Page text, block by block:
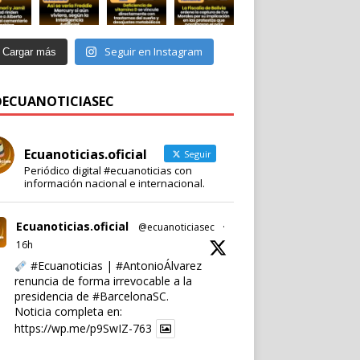
Cargar más Seguir en Instagram
Ecuanoticias.oficial Seguir
Periódico digital #ecuanoticias con
información nacional e internacional.
Ecuanoticias.oficial @ecuanoticiasec
·
16h
#Ecuanoticias | #AntonioÁlvarez
renuncia de forma irrevocable a la
presidencia de #BarcelonaSC.
Noticia completa en:
https://wp.me/p9SwIZ-763